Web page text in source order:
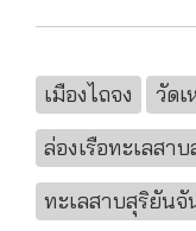
เมืองไถจง
วัด
ล่องเรือทะเลสา
ทะเลสาบสุริยันจั